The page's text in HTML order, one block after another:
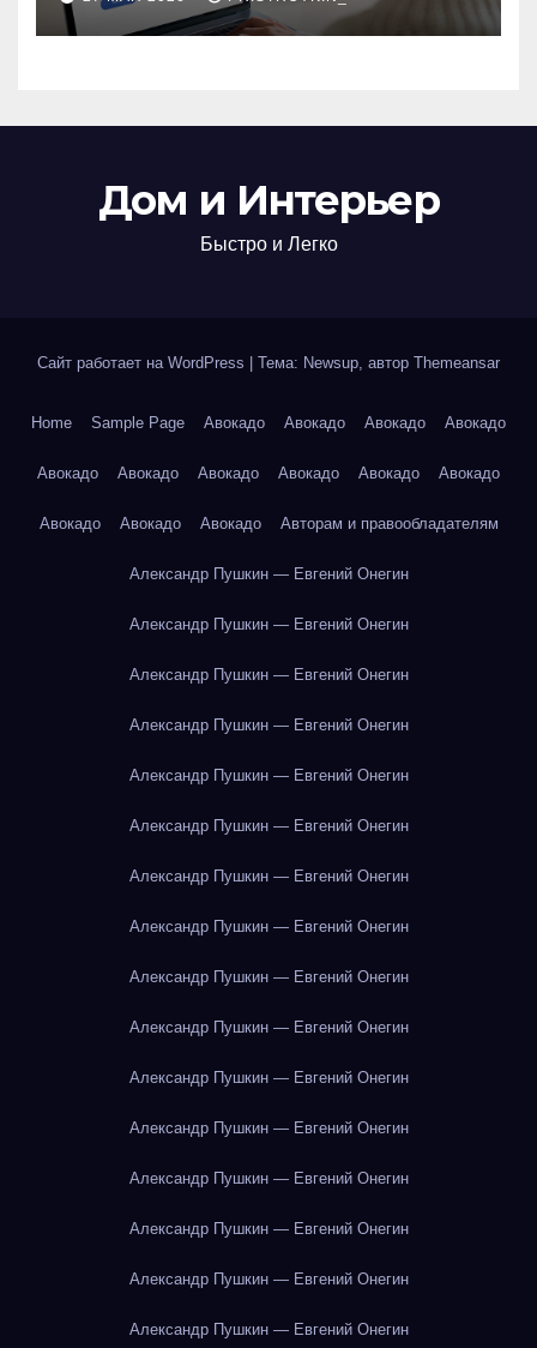
железнодорожных
билетов
Дом и Интерьер
Быстро и Легко
Сайт работает на WordPress Тема: Newsup, автор Themeansar
Home Sample Page Авокадо Авокадо Авокадо Авокадо
Авокадо Авокадо Авокадо Авокадо Авокадо Авокадо
Авокадо Авокадо Авокадо Авторам и правообладателям
Александр Пушкин — Евгений Онегин
Александр Пушкин — Евгений Онегин
Александр Пушкин — Евгений Онегин
Александр Пушкин — Евгений Онегин
Александр Пушкин — Евгений Онегин
Александр Пушкин — Евгений Онегин
Александр Пушкин — Евгений Онегин
Александр Пушкин — Евгений Онегин
Александр Пушкин — Евгений Онегин
Александр Пушкин — Евгений Онегин
Александр Пушкин — Евгений Онегин
Александр Пушкин — Евгений Онегин
Александр Пушкин — Евгений Онегин
Александр Пушкин — Евгений Онегин
Александр Пушкин — Евгений Онегин
Александр Пушкин — Евгений Онегин